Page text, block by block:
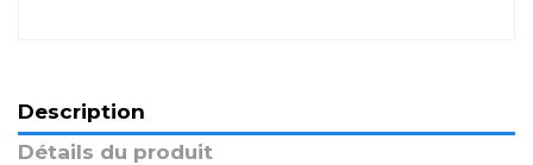
Description
Détails du produit